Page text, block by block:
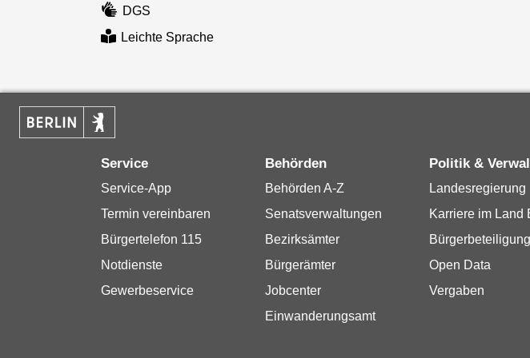
DGS
Leichte Sprache
Service
Service-App
Termin vereinbaren
Bürgertelefon 115
Notdienste
Gewerbeservice
Behörden
Behörden A-Z
Senatsverwaltungen
Bezirksämter
Bürgerämter
Jobcenter
Einwanderungsamt
Politik &
Landesregierung
Karriere im Land
Bürgerbeteiligung
Open Data
Vergaben